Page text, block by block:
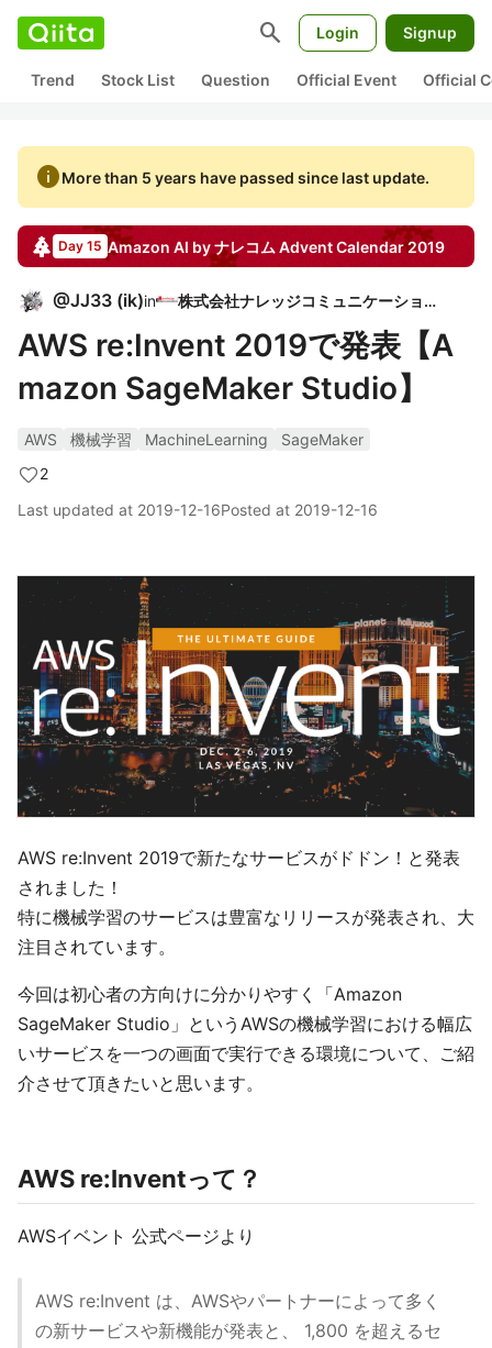
search Login Signup
Trend Stock List Question Official Event Official
infoMore than 5 years have passed since last update.
Day 15 Amazon AI by ナレコム Advent Calendar 2019
@JJ33 (ik)in 株式会社ナレッジコミュニケーション
AWS re:Invent 2019で発表【A
mazon SageMaker Studio】
AWS 機械学習 MachineLearning
SageMaker
2
Last updated at 2019-12-16Posted at 2019-12-16
AWS re:Invent 2019で新たなサービスがドドン！と発表
されました！
特に機械学習のサービスは豊富なリリースが発表され、大
注目されています。
今回は初心者の方向けに分かりやすく「Amazon
SageMaker Studio」というAWSの機械学習における幅広
いサービスを一つの画面で実行できる環境について、ご紹
介させて頂きたいと思います。
AWS re:Inventって？
AWSイベント 公式ページより
AWS re:Invent は、AWSやパートナーによって多く
の新サービスや新機能が発表と、 1,800 を超えるセ